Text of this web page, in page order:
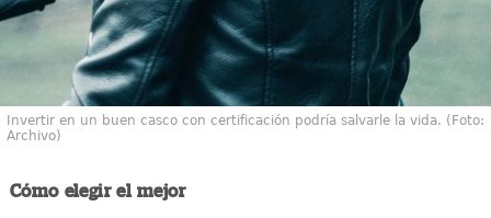
Invertir en un buen casco con certificación podría salvarle la vida. (Foto:
Archivo)
Cómo elegir el mejor